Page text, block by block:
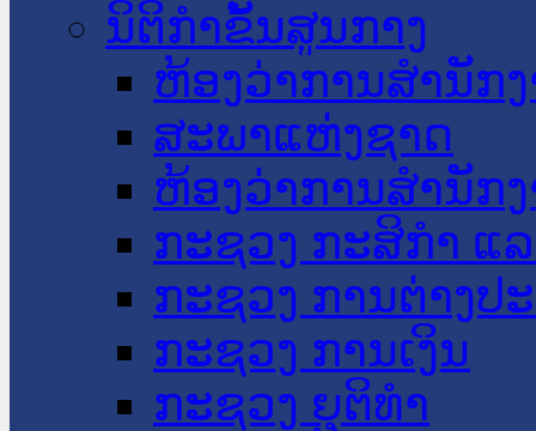
ນິຕິກໍາຂັ້ນສູນກາງ
ຫ້ອງວ່າການສໍານັກ
ສະພາແຫ່ງຊາດ
ຫ້ອງວ່າການສຳນັກ
ກະຊວງ ກະສິກຳ ແ
ກະຊວງ ການຕ່າງປ
ກະຊວງ ການເງິນ
ກະຊວງ ຍຸຕິທໍາ